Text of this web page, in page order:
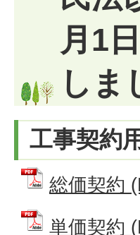
月1
しま
工事契約
総価契約
単価契約